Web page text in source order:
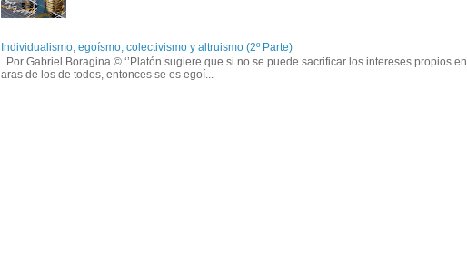
Individualismo, egoísmo, colectivismo y altruismo (2º Parte)
Por Gabriel Boragina © ‘’Platón sugiere que si no se puede sacrificar los intereses propios en
aras de los de todos, entonces se es egoí...